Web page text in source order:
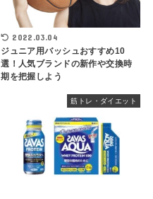
2022.03.04
ジュニア用バッシュおすすめ10
選！人気ブランドの新作や交換時
期を把握しよう
筋トレ・ダイエット